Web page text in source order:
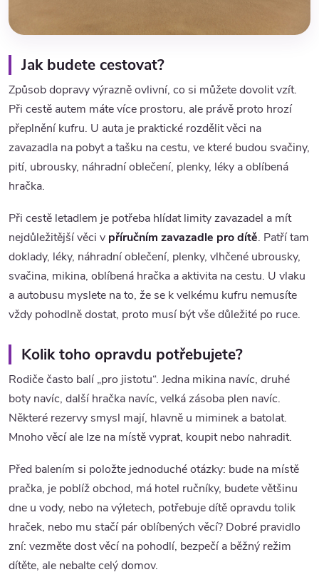
Jak budete cestovat?
Způsob dopravy výrazně ovlivní, co si můžete dovolit vzít.
Při cestě autem máte více prostoru, ale právě proto hrozí
přeplnění kufru. U auta je praktické rozdělit věci na
zavazadla na pobyt a tašku na cestu, ve které budou svačiny,
pití, ubrousky, náhradní oblečení, plenky, léky a oblíbená
hračka.
Při cestě letadlem je potřeba hlídat limity zavazadel a mít
nejdůležitější věci v příručním zavazadle pro dítě. Patří tam
doklady, léky, náhradní oblečení, plenky, vlhčené ubrousky,
svačina, mikina, oblíbená hračka a aktivita na cestu. U vlaku
a autobusu myslete na to, že se k velkému kufru nemusíte
vždy pohodlně dostat, proto musí být vše důležité po ruce.
Kolik toho opravdu potřebujete?
Rodiče často balí „pro jistotu“. Jedna mikina navíc, druhé
boty navíc, další hračka navíc, velká zásoba plen navíc.
Některé rezervy smysl mají, hlavně u miminek a batolat.
Mnoho věcí ale lze na místě vyprat, koupit nebo nahradit.
Před balením si položte jednoduché otázky: bude na místě
pračka, je poblíž obchod, má hotel ručníky, budete většinu
dne u vody, nebo na výletech, potřebuje dítě opravdu tolik
hraček, nebo mu stačí pár oblíbených věcí? Dobré pravidlo
zní: vezměte dost věcí na pohodlí, bezpečí a běžný režim
dítěte, ale nebalte celý domov.